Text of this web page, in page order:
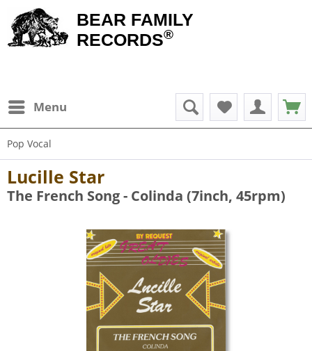
BEAR FAMILY
RECORDS®
Menu
Pop Vocal
Lucille Star
The French Song - Colinda (7inch, 45rpm)